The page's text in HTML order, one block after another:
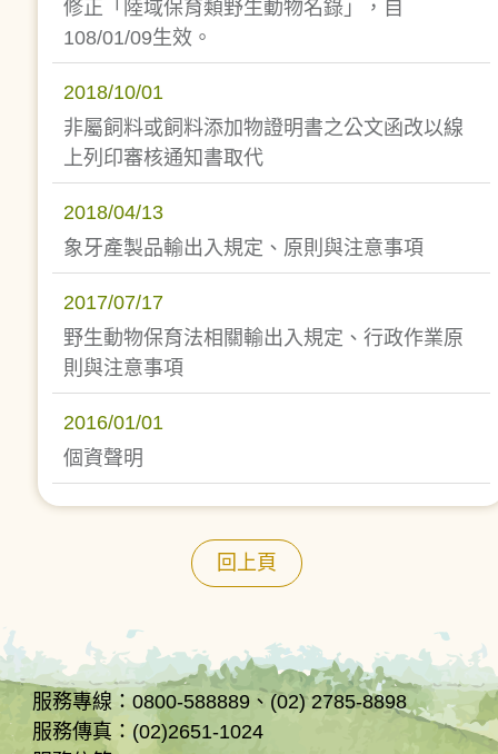
修正「陸域保育類野生動物名錄」，自
108/01/09生效。
2018/10/01
非屬飼料或飼料添加物證明書之公文函改以線
上列印審核通知書取代
2018/04/13
象牙產製品輸出入規定、原則與注意事項
2017/07/17
野生動物保育法相關輸出入規定、行政作業原
則與注意事項
2016/01/01
個資聲明
回上頁
服務專線：0800-588889、(02) 2785-8898
服務傳真：(02)2651-1024